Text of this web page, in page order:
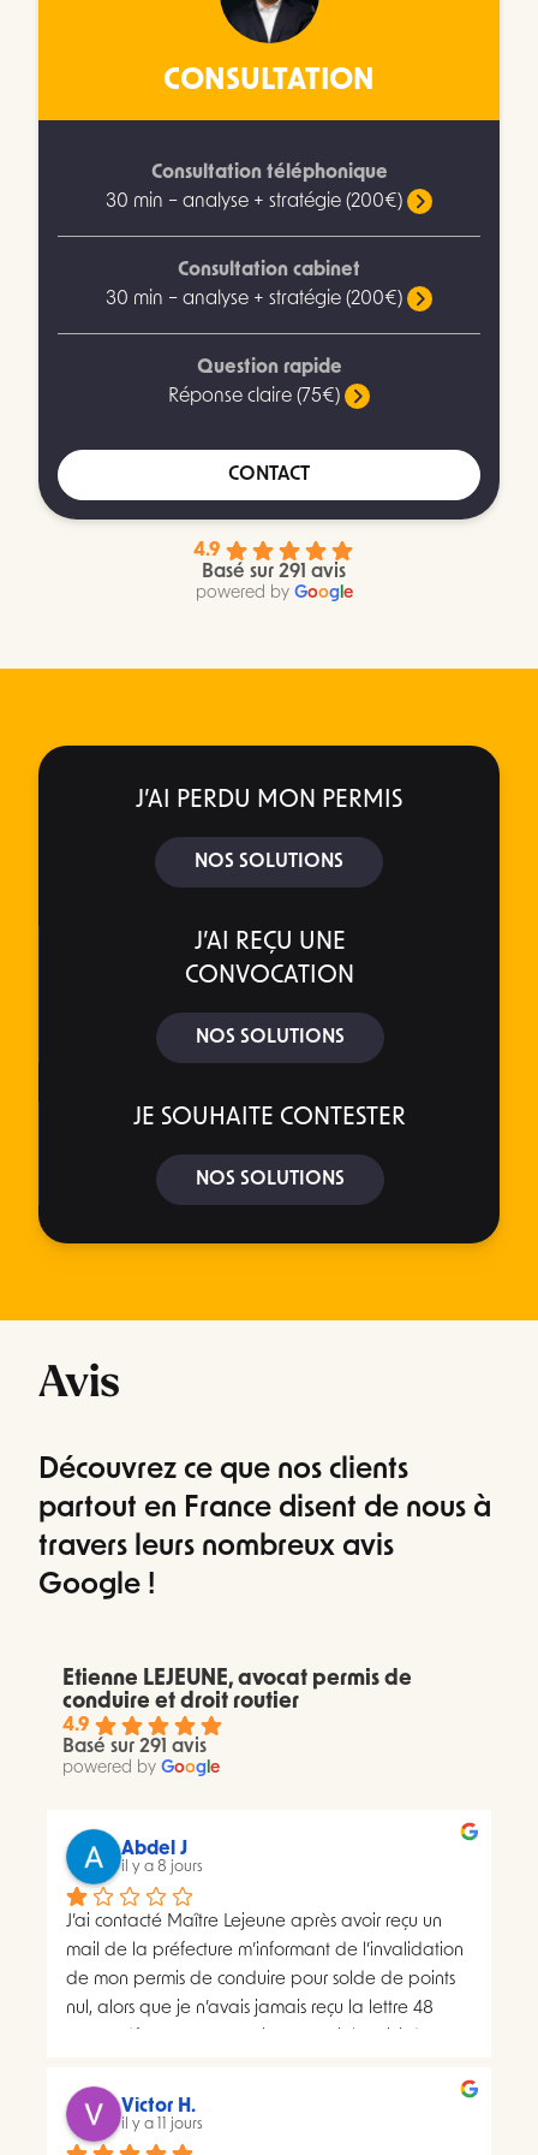
CONSULTATION
Consultation téléphonique
30 min – analyse + stratégie (200€)
Consultation cabinet
30 min – analyse + stratégie (200€)
Question rapide
Réponse claire (75€)
CONTACT
4.9
Basé sur 291 avis
powered by Google
J’AI PERDU MON PERMIS
NOS SOLUTIONS
J’AI REÇU UNE
CONVOCATION
NOS SOLUTIONS
JE SOUHAITE CONTESTER
NOS SOLUTIONS
Avis
Découvrez ce que nos clients
partout en France disent de nous à
travers leurs nombreux avis
Google !
Etienne LEJEUNE, avocat permis de
conduire et droit routier
4.9
Basé sur 291 avis
powered by Google
Abdel J
il y a 8 jours
J’ai contacté Maître Lejeune après avoir reçu un
mail de la préfecture m’informant de l’invalidation
de mon permis de conduire pour solde de points
nul, alors que je n’avais jamais reçu la lettre 48
distributions à deux dates différentes, ce qui me
semblait présenter une anomalie nécessitant une
Victor H.
il y a 11 jours